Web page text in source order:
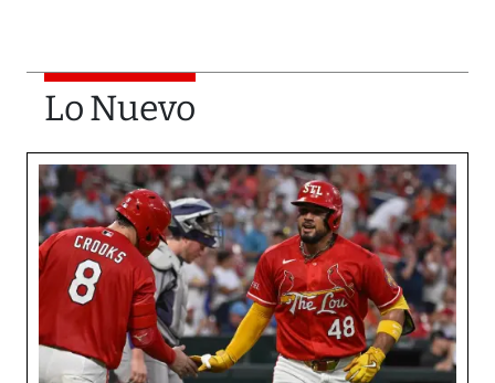
Lo Nuevo